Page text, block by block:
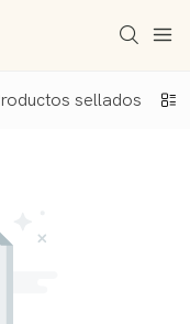
sellados